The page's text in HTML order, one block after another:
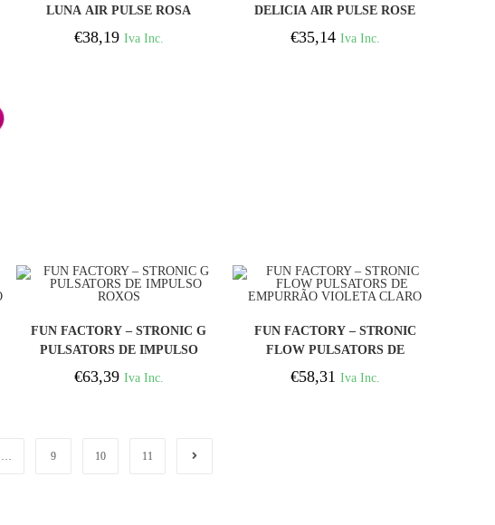
LUNA AIR PULSE ROSA
CLARO
€38,19 Iva Inc.
DELICIA AIR PULSE ROSE
€35,14 Iva Inc.
FUN FACTORY – STRONIC G
PULSATORS DE IMPULSO
ROXOS
€63,39 Iva Inc.
FUN FACTORY – STRONIC
FLOW PULSATORS DE
EMPURRÃO VIOLETA
CLARO
€58,31 Iva Inc.
… 9 10 11